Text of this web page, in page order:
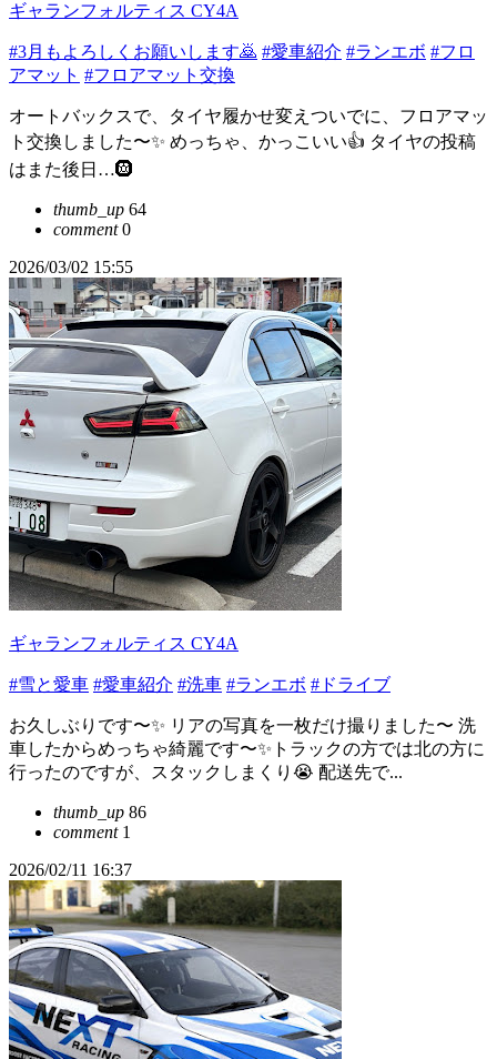
ギャランフォルティス CY4A
#3月もよろしくお願いします🙇 #愛車紹介 #ランエボ #フロ
アマット #フロアマット交換
オートバックスで、タイヤ履かせ変えついでに、フロアマッ
ト交換しました〜✨ めっちゃ、かっこいい👍 タイヤの投稿
はまた後日…🛞
thumb_up 64
comment0
2026/03/02 15:55
ギャランフォルティス CY4A
#雪と愛車 #愛車紹介 #洗車 #ランエボ #ドライブ
お久しぶりです〜✨ リアの写真を一枚だけ撮りました〜 洗
車したからめっちゃ綺麗です〜✨トラックの方では北の方に
行ったのですが、スタックしまくり😭 配送先で...
thumb_up 86
comment1
2026/02/11 16:37